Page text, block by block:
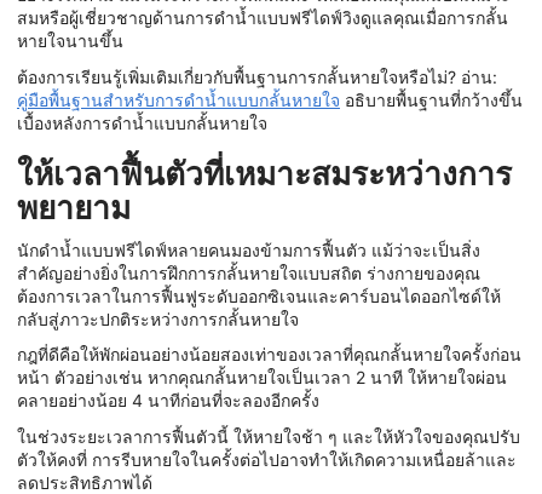
สมหรือผู้เชี่ยวชาญด้านการดำน้ำแบบฟรีไดฟ์วิงดูแลคุณเมื่อการกลั้น
หายใจนานขึ้น
ต้องการเรียนรู้เพิ่มเติมเกี่ยวกับพื้นฐานการกลั้นหายใจหรือไม่? อ่าน:
คู่มือพื้นฐานสำหรับการดำน้ำแบบกลั้นหายใจ อธิบายพื้นฐานที่กว้างขึ้น
เบื้องหลังการดำน้ำแบบกลั้นหายใจ
ให้เวลาฟื้นตัวที่เหมาะสมระหว่างการ
พยายาม
นักดำน้ำแบบฟรีไดฟ์หลายคนมองข้ามการฟื้นตัว แม้ว่าจะเป็นสิ่ง
สำคัญอย่างยิ่งในการฝึกการกลั้นหายใจแบบสถิต ร่างกายของคุณ
ต้องการเวลาในการฟื้นฟูระดับออกซิเจนและคาร์บอนไดออกไซด์ให้
กลับสู่ภาวะปกติระหว่างการกลั้นหายใจ
กฎที่ดีคือให้พักผ่อนอย่างน้อยสองเท่าของเวลาที่คุณกลั้นหายใจครั้งก่อน
หน้า ตัวอย่างเช่น หากคุณกลั้นหายใจเป็นเวลา 2 นาที ให้หายใจผ่อน
คลายอย่างน้อย 4 นาทีก่อนที่จะลองอีกครั้ง
ในช่วงระยะเวลาการฟื้นตัวนี้ ให้หายใจช้า ๆ และให้หัวใจของคุณปรับ
ตัวให้คงที่ การรีบหายใจในครั้งต่อไปอาจทำให้เกิดความเหนื่อยล้าและ
ลดประสิทธิภาพได้